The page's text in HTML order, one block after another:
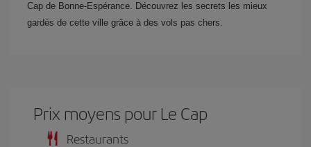
Cap de Bonne-Espérance. Découvrez les secrets les mieux
gardés de cette ville grâce à des vols pas chers.
Prix ​​moyens pour Le Cap
Restaurants